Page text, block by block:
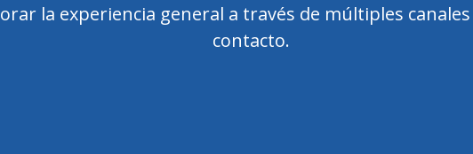
la experiencia general a través de múltiples
contacto.